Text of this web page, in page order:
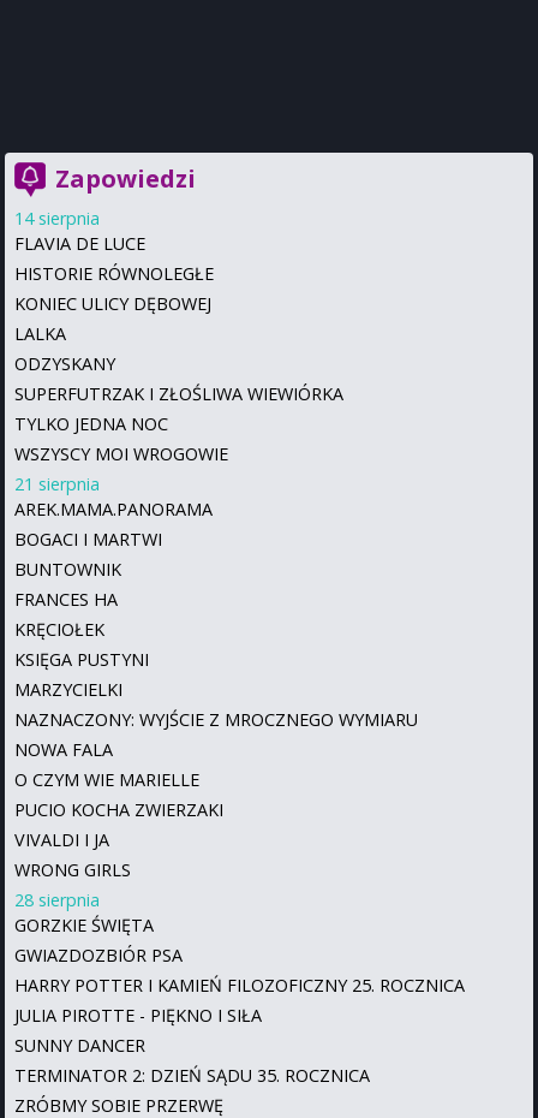
Zapowiedzi
14 sierpnia
FLAVIA DE LUCE
HISTORIE RÓWNOLEGŁE
KONIEC ULICY DĘBOWEJ
LALKA
ODZYSKANY
SUPERFUTRZAK I ZŁOŚLIWA WIEWIÓRKA
TYLKO JEDNA NOC
WSZYSCY MOI WROGOWIE
21 sierpnia
AREK.MAMA.PANORAMA
BOGACI I MARTWI
BUNTOWNIK
FRANCES HA
KRĘCIOŁEK
KSIĘGA PUSTYNI
MARZYCIELKI
NAZNACZONY: WYJŚCIE Z MROCZNEGO WYMIARU
NOWA FALA
O CZYM WIE MARIELLE
PUCIO KOCHA ZWIERZAKI
VIVALDI I JA
WRONG GIRLS
28 sierpnia
GORZKIE ŚWIĘTA
GWIAZDOZBIÓR PSA
HARRY POTTER I KAMIEŃ FILOZOFICZNY 25. ROCZNICA
JULIA PIROTTE - PIĘKNO I SIŁA
SUNNY DANCER
TERMINATOR 2: DZIEŃ SĄDU 35. ROCZNICA
ZRÓBMY SOBIE PRZERWĘ